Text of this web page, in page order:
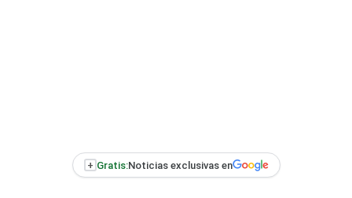
+ Gratis:Noticias exclusivas en